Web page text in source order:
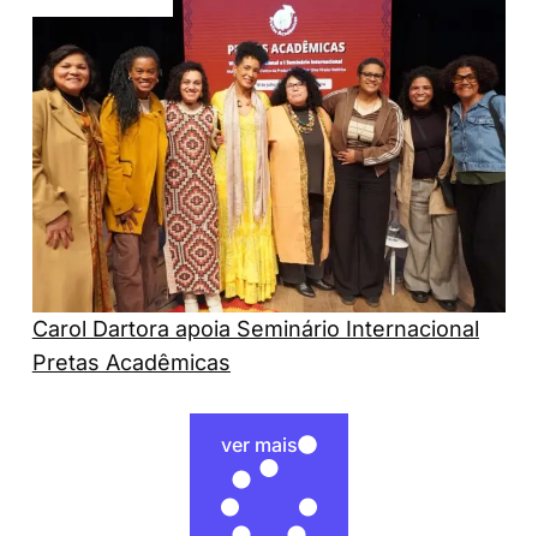
Carol Dartora apoia Seminário Internacional
Pretas Acadêmicas
ver mais